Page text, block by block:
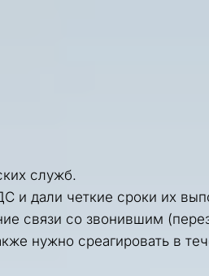
служб.
и дали четкие сроки их
связи со звонившим
нужно среагировать в